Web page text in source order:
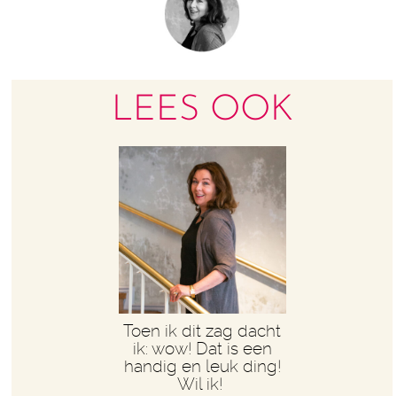
LEES OOK
Toen ik dit zag dacht
ik: wow! Dat is een
handig en leuk ding!
Wil ik!